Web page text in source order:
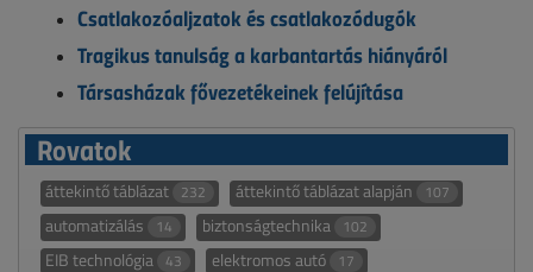
Csatlakozóaljzatok és csatlakozódugók
Tragikus tanulság a karbantartás hiányáról
Társasházak fővezetékeinek felújítása
Rovatok
áttekintő táblázat 232 áttekintő táblázat alapján 107
automatizálás 14 biztonságtechnika 102
EIB technológia 43 elektromos autó 17